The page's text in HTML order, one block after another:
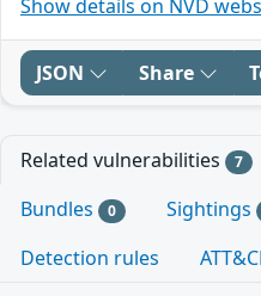
Show details on NVD
JSON Share
Related vulnerabilities 7
Bundles 0 Sightings
Detection rules